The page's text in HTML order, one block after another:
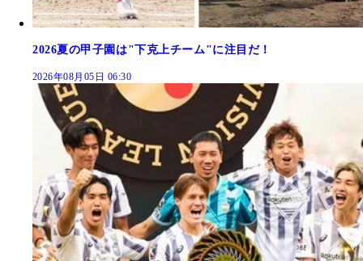
2026夏の甲子園は"下克上チーム"に注目だ！
2026年08月05日 06:30